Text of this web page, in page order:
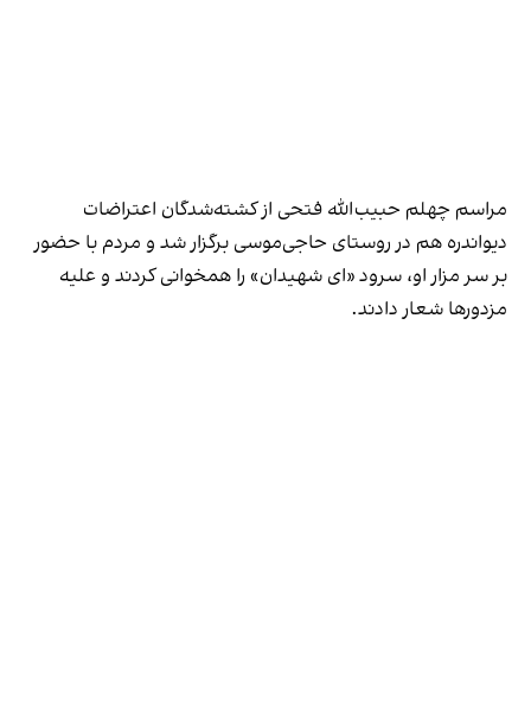
مراسم چهلم حبیب‌الله فتحی از کشته‌شدگان اعتراضات
دیوا‌ندره هم در روستای حاجی‌موسی برگزار شد و مردم با حضور
بر سر مزار او، سرود «ای شهیدان» را همخوانی کردند و علیه
مزدورها شعار دادند.